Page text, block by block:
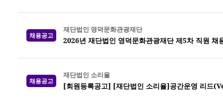
채용공고
재단법인 영덕문화관광재단
2026년 재단법인 영덕문화관광재단 제5차 직원 채
채용공고
재단법인 소리율
[회원등록공고] [재단법인 소리율]공간운영 리드